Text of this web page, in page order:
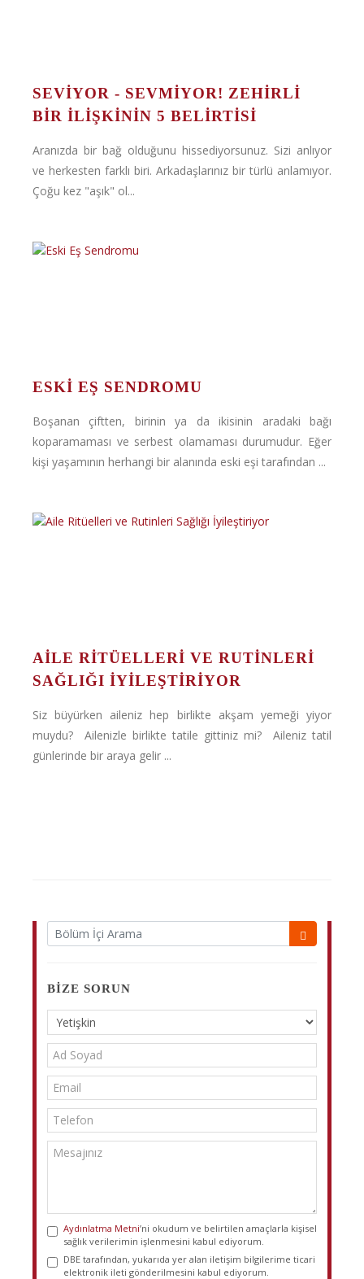
SEVIYOR - SEVMIYOR! ZEHIRLI
BIR İLIŞKININ 5 BELIRTISI
Aranızda bir bağ olduğunu hissediyorsunuz. Sizi anlıyor
ve herkesten farklı biri. Arkadaşlarınız bir türlü anlamıyor.
Çoğu kez "aşık" ol...
ESKI EŞ SENDROMU
Boşanan çiftten, birinin ya da ikisinin aradaki bağı
koparamaması ve serbest olamaması durumudur. Eğer
kişi yaşamının herhangi bir alanında eski eşi tarafından ...
AILE RITÜELLERI VE RUTINLERI
SAĞLIĞI İYILEŞTIRIYOR
Siz büyürken aileniz hep birlikte akşam yemeği yiyor
muydu? Ailenizle birlikte tatile gittiniz mi? Aileniz tatil
günlerinde bir araya gelir ...
BIZE SORUN
Aydınlatma Metni’ni okudum ve belirtilen amaçlarla kişisel
sağlık verilerimin işlenmesini kabul ediyorum.
DBE tarafından, yukarıda yer alan iletişim bilgilerime ticari
elektronik ileti gönderilmesini kabul ediyorum.